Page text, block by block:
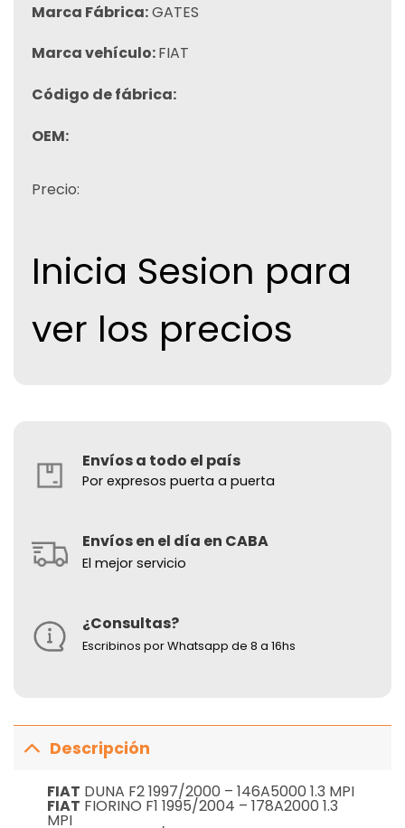
Marca Fábrica:GATES
Marca vehículo:FIAT
Código de fábrica:
OEM:
Precio:
Inicia Sesion para
ver los precios
Envíos a todo el país
Por expresos puerta a puerta
Envíos en el día en CABA
El mejor servicio
¿Consultas?
Escribinos por Whatsapp de 8 a 16hs
Descripción
FIAT DUNA F2 1997/2000 – 146A5000 1.3 MPI
FIAT FIORINO F1 1995/2004 – 178A2000 1.3
MPI